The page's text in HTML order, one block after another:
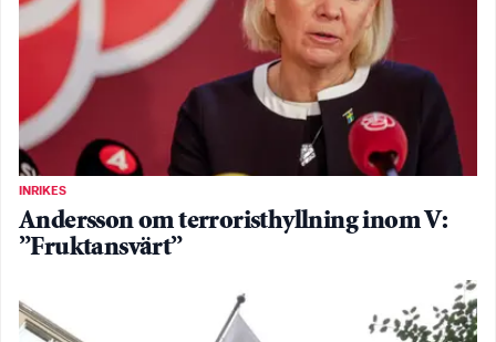
INRIKES
Andersson om terroristhyllning inom V:
”Fruktansvärt”